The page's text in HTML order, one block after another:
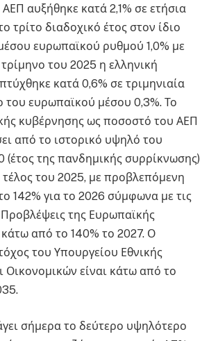
αυξήθηκε κατά 2,1% σε ετήσια
τρίτο διαδοχικό έτος στον ίδιο
ευρωπαϊκού ρυθμού 1,0% με
τρίμηνο του 2025 η ελληνική
κατά 0,6% σε τριμηνιαία
του ευρωπαϊκού μέσου 0,3%. Το
κυβέρνησης ως ποσοστό του ΑΕΠ
από το ιστορικό υψηλό του
(έτος της πανδημικής συρρίκνωσης)
τέλος του 2025, με προβλεπόμενη
142% για το 2026 σύμφωνα με τις
της Ευρωπαϊκής
κάτω από το 140% το 2027. Ο
του Υπουργείου Εθνικής
Οικονομικών είναι κάτω από το
σήμερα το δεύτερο υψηλότερο